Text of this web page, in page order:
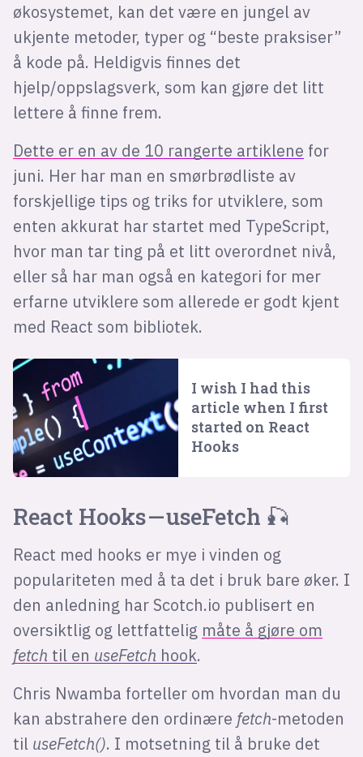
økosystemet, kan det være en jungel av
ukjente metoder, typer og “beste praksiser”
å kode på. Heldigvis finnes det
hjelp/oppslagsverk, som kan gjøre det litt
lettere å finne frem.
Dette er en av de 10 rangerte artiklene for
juni. Her har man en smørbrødliste av
forskjellige tips og triks for utviklere, som
enten akkurat har startet med TypeScript,
hvor man tar ting på et litt overordnet nivå,
eller så har man også en kategori for mer
erfarne utviklere som allerede er godt kjent
med React som bibliotek.
I wish I had this
article when I first
started on React
Hooks
React Hooks — useFetch 🎣
React med hooks er mye i vinden og
populariteten med å ta det i bruk bare øker. I
den anledning har Scotch.io publisert en
oversiktlig og lettfattelig måte å gjøre om
fetch til en useFetch hook.
Chris Nwamba forteller om hvordan man du
kan abstrahere den ordinære fetch-metoden
til useFetch(). I motsetning til å bruke det